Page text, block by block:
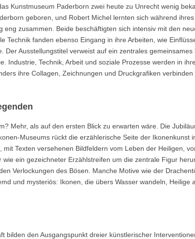
Kunstmuseum Paderborn zwei heute zu Unrecht wenig
geboren, und Robert Michel lernten sich während
zusammen. Beide beschäftigten sich intensiv mit den
fanden ebenso Eingang in ihre Arbeiten, wie
Der Ausstellungstitel verweist auf ein zentrales gemeinsames
Industrie, Technik, Arbeit und soziale Prozesse werden in
ihre Collagen, Zeichnungen und Druckgrafiken
Mehr, als auf den ersten Blick zu erwarten wäre. Die
Museums rückt die erzählerische Seite der Ikonenkunst
Texten versehenen Bildfeldern vom Leben der Heiligen,
ein gezeichneter Erzählstreifen um die zentrale Figur
Verlockungen des Bösen. Manche Motive wie der
und mysteriös: Ikonen, die übers Wasser wandeln, Heilige
den Ausgangspunkt dreier künstlerischer